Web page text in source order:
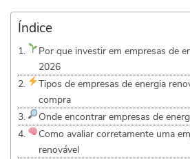
Índice
Por que investir em empresas de
2026
Tipos de empresas de energia
compra
Onde encontrar empresas de
Como avaliar corretamente uma
renovável